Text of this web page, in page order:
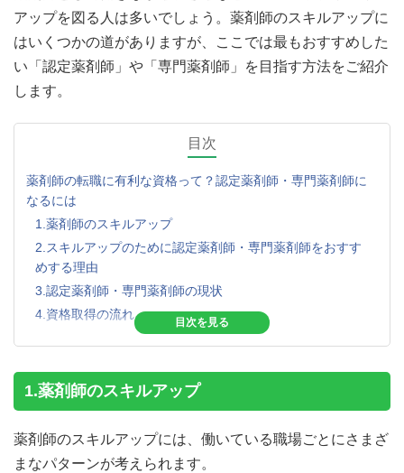
アップを図る人は多いでしょう。薬剤師のスキルアップに
はいくつかの道がありますが、ここでは最もおすすめした
い「認定薬剤師」や「専門薬剤師」を目指す方法をご紹介
します。
目次
薬剤師の転職に有利な資格って？認定薬剤師・専門薬剤師に
なるには
1.薬剤師のスキルアップ
2.スキルアップのために認定薬剤師・専門薬剤師をおすす
めする理由
3.認定薬剤師・専門薬剤師の現状
4.資格取得の流れ
4-1.取りたい認定薬剤師資格を認定している団体に問い
4-2.研修を受講して定められた単位を取得する
4-4.認定証を受け取る
5.薬剤師として輝き続けるために、資格取得は最適な方法
1.薬剤師のスキルアップ
薬剤師のスキルアップには、働いている職場ごとにさまざ
まなパターンが考えられます。